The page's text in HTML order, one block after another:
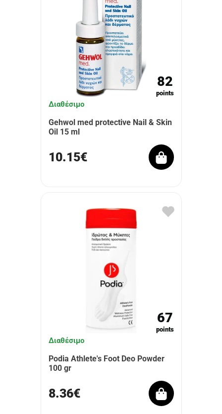
82
points
Διαθέσιμο
Gehwol med protective Nail & Skin
Oil 15 ml
10.15€
67
points
Διαθέσιμο
Podia Athlete's Foot Deo Powder
100 gr
8.36€